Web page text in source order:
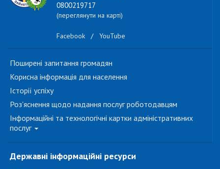
0800219717
(переглянути на карті)
Facebook / YouTube
Поширені запитання громадян
Корисна інформація для населення
Історії успіху
Роз'яснення щодо надання послуг роботодавцям
Інформаційні та технологічні картки адміністративних
послуг
Державні інформаційні ресурси